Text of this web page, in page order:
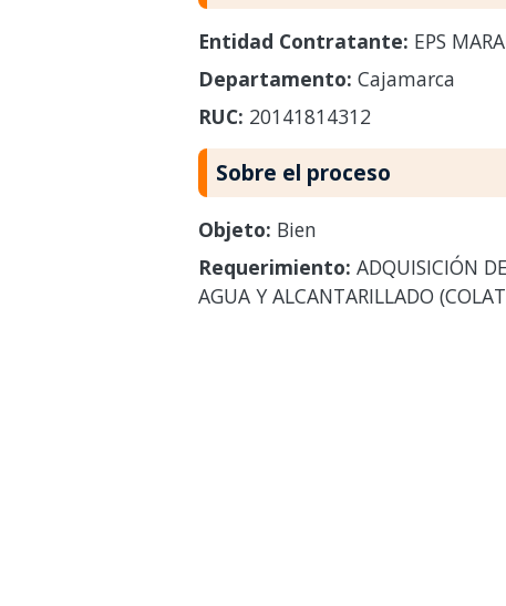
Entidad Contratante: EPS
Departamento: Cajamarca
RUC: 20141814312
Sobre el proceso
Objeto: Bien
Requerimiento: ADQUISICIÓN
AGUA Y ALCANTARILLADO